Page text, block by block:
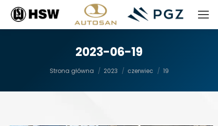
2023-06-19
Strona główna 2023 czerwiec 19